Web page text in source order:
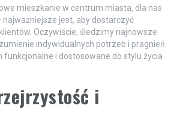
mieszkanie w centrum miasta, dla nas
najważniejsze jest, aby dostarczyć
Oczywiście, śledzimy najnowsze
indywidualnych potrzeb i pragnień
i dostosowane do stylu życia
i